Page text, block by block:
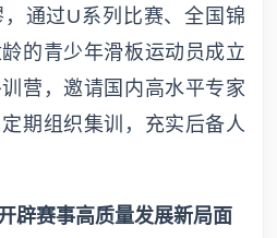
通过U系列比赛、全国锦
的青少年滑板运动员成立
营，邀请国内高水平专家
期组织集训，充实后备人
辟赛事高质量发展新局面